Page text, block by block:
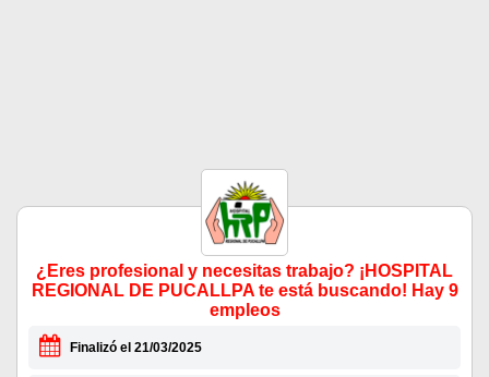
¿Eres profesional y necesitas trabajo? ¡HOSPITAL
REGIONAL DE PUCALLPA te está buscando! Hay 9
empleos
Finalizó el 21/03/2025